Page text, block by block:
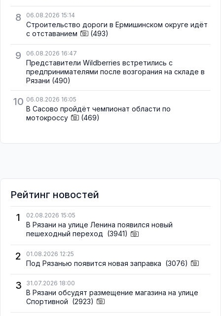
8 06.08.2026 15:14
Строительство дороги в Ермишинском округе идёт
с отставанием
(493)
9 06.08.2026 16:47
Представители Wildberries встретились с
предпринимателями после возгорания на складе в
Рязани (490)
10 06.08.2026 16:05
В Сасово пройдёт чемпионат области по
мотокроссу
(469)
Рейтинг новостей
1
02.08.2026 15:05
В Рязани на улице Ленина появился новый
пешеходный переход (3941)
2 01.08.2026 12:25
Под Рязанью появится новая заправка (3076)
3 31.07.2026 18:00
В Рязани обсудят размещение магазина на улице
Спортивной (2923)